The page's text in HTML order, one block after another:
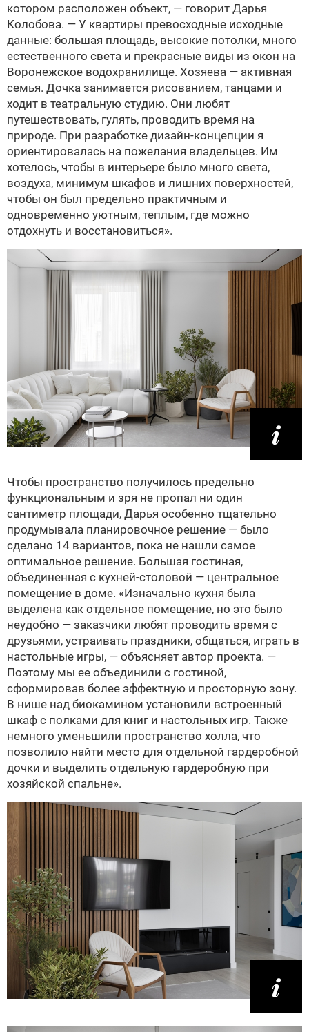
котором расположен объект, — говорит Дарья
Колобова. — У квартиры превосходные исходные
данные: большая площадь, высокие потолки, много
естественного света и прекрасные виды из окон на
Воронежское водохранилище. Хозяева — активная
семья. Дочка занимается рисованием, танцами и
ходит в театральную студию. Они любят
путешествовать, гулять, проводить время на
природе. При разработке дизайн-концепции я
ориентировалась на пожелания владельцев. Им
хотелось, чтобы в интерьере было много света,
воздуха, минимум шкафов и лишних поверхностей,
чтобы он был предельно практичным и
одновременно уютным, теплым, где можно
отдохнуть и восстановиться».
Чтобы пространство получилось предельно
функциональным и зря не пропал ни один
сантиметр площади, Дарья особенно тщательно
продумывала планировочное решение — было
сделано 14 вариантов, пока не нашли самое
оптимальное решение. Большая гостиная,
объединенная с кухней-столовой — центральное
помещение в доме. «Изначально кухня была
выделена как отдельное помещение, но это было
неудобно — заказчики любят проводить время с
друзьями, устраивать праздники, общаться, играть в
настольные игры, — объясняет автор проекта. —
Поэтому мы ее объединили с гостиной,
сформировав более эффектную и просторную зону.
В нише над биокамином установили встроенный
шкаф с полками для книг и настольных игр. Также
немного уменьшили пространство холла, что
позволило найти место для отдельной гардеробной
дочки и выделить отдельную гардеробную при
хозяйской спальне».